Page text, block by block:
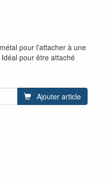
pour l'attacher à une
pour être attaché
Ajouter article